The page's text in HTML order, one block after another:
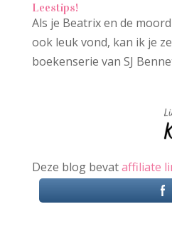
Leestips!
Als je Beatrix en de
ook leuk vond, kan ik je
boekenserie van SJ
Deze blog bevataffiliate